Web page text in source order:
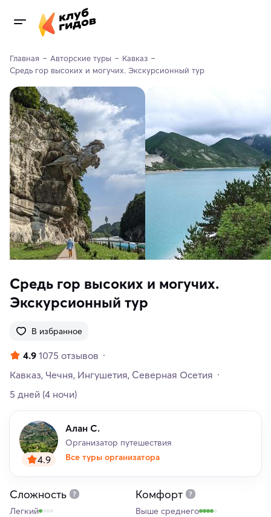
Главная Авторские туры
Кавказ
Средь гор высоких и могучих. Экскурсионный тур
Средь гор высоких и могучих.
Экскурсионный тур
В избранное
4.9 1075 отзывов
Кавказ Чечня Ингушетия Северная Осетия
5 дней (4 ночи)
4.9
Алан С.
Организатор путешествия
Все туры организатора
Сложность
Легкий
Комфорт
Выше среднего